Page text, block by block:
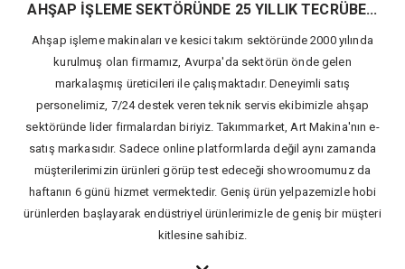
AHŞAP İŞLEME SEKTÖRÜNDE 25 YILLIK TECRÜBE...
Ahşap işleme makinaları ve kesici takım sektöründe 2000 yılında
kurulmuş olan firmamız, Avurpa'da sektörün önde gelen
markalaşmış üreticileri ile çalışmaktadır. Deneyimli satış
personelimiz, 7/24 destek veren teknik servis ekibimizle ahşap
sektöründe lider firmalardan biriyiz. Takımmarket, Art Makina'nın e-
satış markasıdır. Sadece online platformlarda değil aynı zamanda
müşterilerimizin ürünleri görüp test edeceği showroomumuz da
haftanın 6 günü hizmet vermektedir. Geniş ürün yelpazemizle hobi
ürünlerden başlayarak endüstriyel ürünlerimizle de geniş bir müşteri
kitlesine sahibiz.